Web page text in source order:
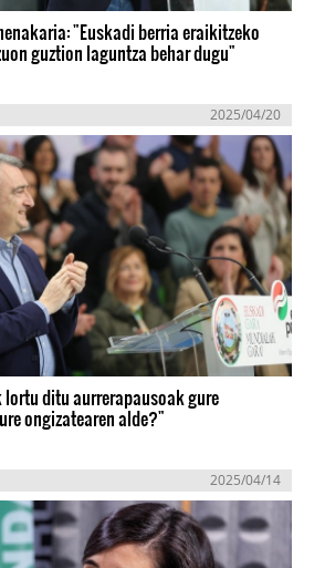
"Euskadi berria eraikitzeko
guztion laguntza behar dugu"
2025/04/20
lortu ditu aurrerapausoak gure
ongizatearen alde?"
2025/04/14